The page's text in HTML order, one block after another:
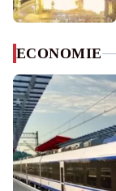
ECONOMIE